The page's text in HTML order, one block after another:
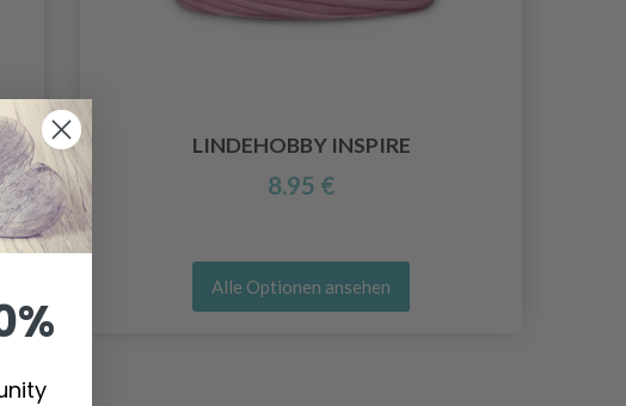
LINDEHOBBY INSPIRE
8.95 €
Alle Optionen ansehen